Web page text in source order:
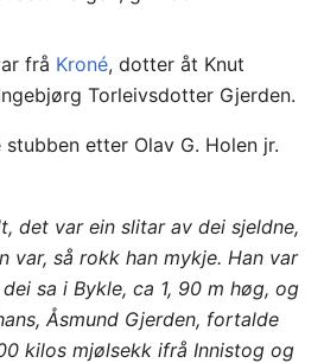
frå Kroné, dotter åt Knut
Torleivsdotter Gjerden.
etter Olav G. Holen jr.
det var ein slitar av dei sjeldne,
var, så rokk han mykje. Han var
sa i Bykle, ca 1, 90 m høg, og
Åsmund Gjerden, fortalde
kilos mjølsekk ifrå Innistog og